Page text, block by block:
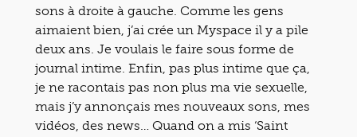
sons à droite à gauche. Comme les gens
aimaient bien, j’ai crée un Myspace il y a pile
deux ans. Je voulais le faire sous forme de
journal intime. Enfin, pas plus intime que ça,
je ne racontais pas non plus ma vie sexuelle,
mais j’y annonçais mes nouveaux sons, mes
vidéos, des news… Quand on a mis ‘Saint